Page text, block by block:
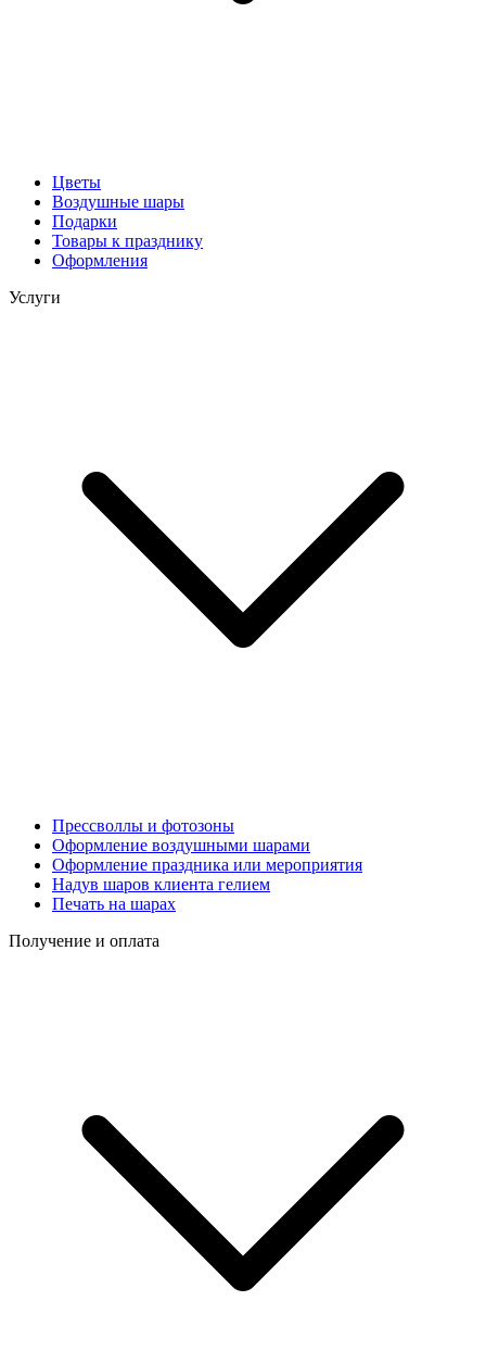
Цветы
Воздушные шары
Подарки
Товары к празднику
Оформления
Услуги
Прессволлы и фотозоны
Оформление воздушными шарами
Оформление праздника или мероприятия
Надув шаров клиента гелием
Печать на шарах
Получение и оплата